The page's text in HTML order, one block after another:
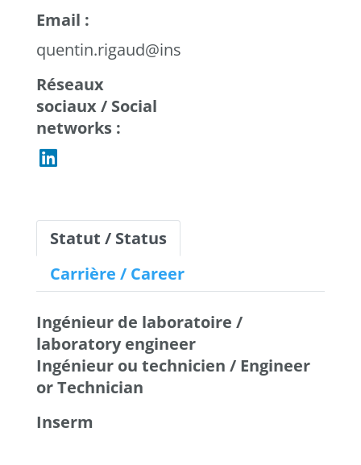
Email :
quentin.rigaud@inserm.fr
Réseaux
sociaux / Social
networks :
Statut / Status
Carrière / Career
Ingénieur de laboratoire /
laboratory engineer
Ingénieur ou technicien / Engineer
or Technician
Inserm